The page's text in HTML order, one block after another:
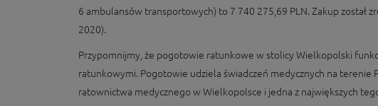
6 ambulansów transportowych) to 7 740 275,69 PLN. Zakup
2020).
Przypomnijmy, że pogotowie ratunkowe w stolicy Wielkopolski
ratunkowymi. Pogotowie udziela świadczeń medycznych na terenie
ratownictwa medycznego w Wielkopolsce i jedna z największych